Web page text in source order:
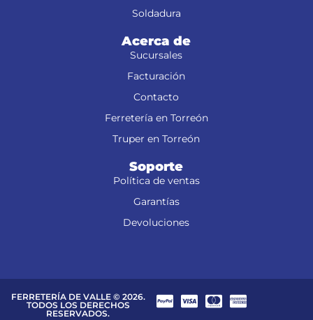
Soldadura
Acerca de
Sucursales
Facturación
Contacto
Ferretería en Torreón
Truper en Torreón
Soporte
Política de ventas
Garantías
Devoluciones
FERRETERÍA DE VALLE © 2026.
TODOS LOS DERECHOS
RESERVADOS.